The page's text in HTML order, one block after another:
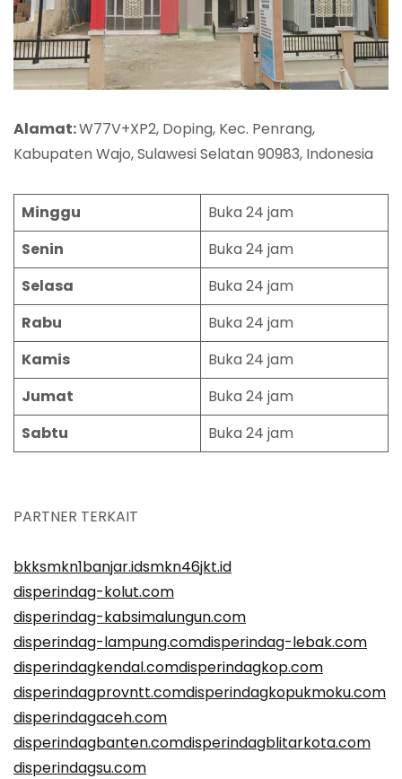
Alamat:W77V+XP2, Doping, Kec. Penrang,
Kabupaten Wajo, Sulawesi Selatan 90983, Indonesia
Minggu
Buka 24 jam
Senin
Buka 24 jam
Selasa
Buka 24 jam
Rabu
Buka 24 jam
Kamis
Buka 24 jam
Jumat
Buka 24 jam
Sabtu
Buka 24 jam
PARTNER TERKAIT
bkksmkn1banjar.idsmkn46jkt.id
disperindag-kolut.com
disperindag-kabsimalungun.com
disperindag-lampung.comdisperindag-lebak.com
disperindagkendal.comdisperindagkop.com
disperindagprovntt.comdisperindagkopukmoku.com
disperindagaceh.com
disperindagbanten.comdisperindagblitarkota.com
disperindagsu.com